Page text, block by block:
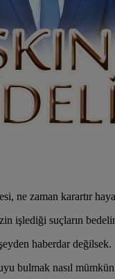
ne zaman karartır
işlediği suçların
haberdar değilsek.
bulmak nasıl